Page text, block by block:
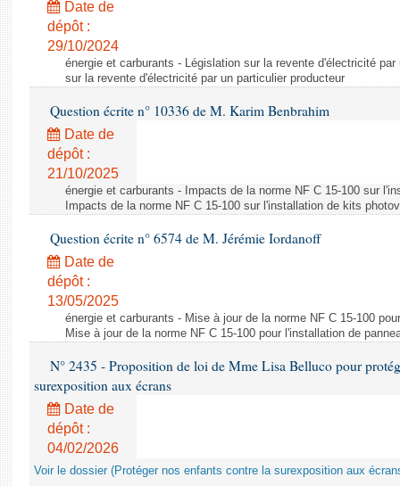
Date de
dépôt :
29/10/2024
énergie et carburants - Législation sur la revente d'électricité
sur la revente d'électricité par un particulier producteur
Question écrite n° 10336 de M. Karim Benbrahim
Date de
dépôt :
21/10/2025
énergie et carburants - Impacts de la norme NF C 15-100 sur
Impacts de la norme NF C 15-100 sur l'installation de kits
Question écrite n° 6574 de M. Jérémie Iordanoff
Date de
dépôt :
13/05/2025
énergie et carburants - Mise à jour de la norme NF C 15-100
Mise à jour de la norme NF C 15-100 pour l'installation de
N° 2435 - Proposition de loi de Mme Lisa Belluco pour
surexposition aux écrans
Date de
dépôt :
04/02/2026
Voir le dossier (Protéger nos enfants contre la surexposition aux